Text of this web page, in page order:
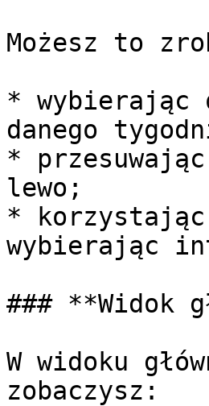
Możesz to
* wybierając
danego
*
lewo;
*
wybierając
### **Widok
W widoku
zobaczysz: